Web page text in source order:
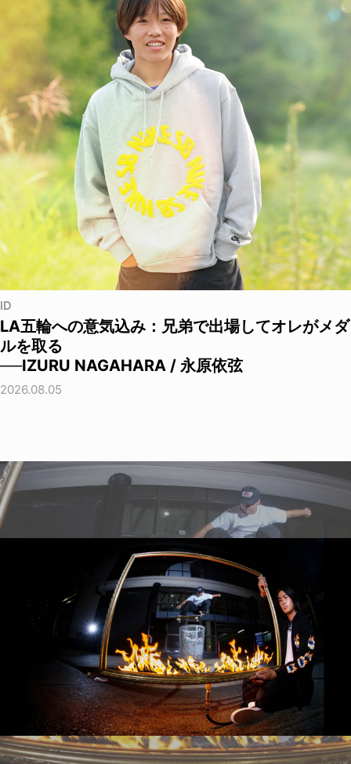
ID
LA五輪への意気込み：兄弟で出場してオレがメダ
ルを取る
──IZURU NAGAHARA / 永原依弦
2026.08.05